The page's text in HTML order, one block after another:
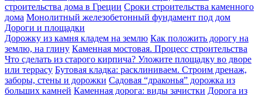
строительства дома в Греции Сроки строительства каменного
дома Монолитный железобетонный фундамент под дом
Дороги и площадки
Дорожку из камня кладем на землю Как положить дорогу на
землю, на глину Каменная мостовая. Процесс строительства
Что сделать из старого кирпича? Уложите площадку во дворе
или террасу Бутовая кладка: расклиниваем. Строим дренаж,
заборы, стены и дорожки Садовая “драконья” дорожка из
больших камней Каменная дорога: виды зачистки Дорога из